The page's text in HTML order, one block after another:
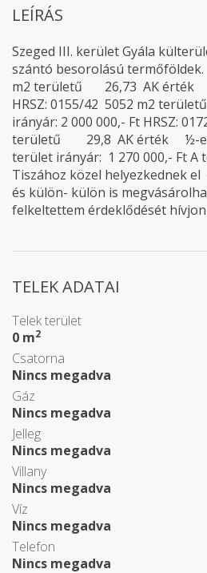
LEÍRÁS
Szeged III. kerület Gyála
szántó besorolású
m2 területű 26,73 AK érték
HRSZ: 0155/42 5052 m2
irányár: 2 000 000,- Ft HRSZ:
területű 29,8 AK érték ½-ed
terület irányár: 1 270 000,- Ft A
Tiszához közel helyezkednek
és külön- külön is
felkeltettem érdeklődését
TELEK ADATAI
Telek terület
0 m2
Csatorna
Nincs megadva
Gáz
Nincs megadva
Jelleg
Nincs megadva
Villany
Nincs megadva
Víz
Nincs megadva
Telefon
Nincs megadva